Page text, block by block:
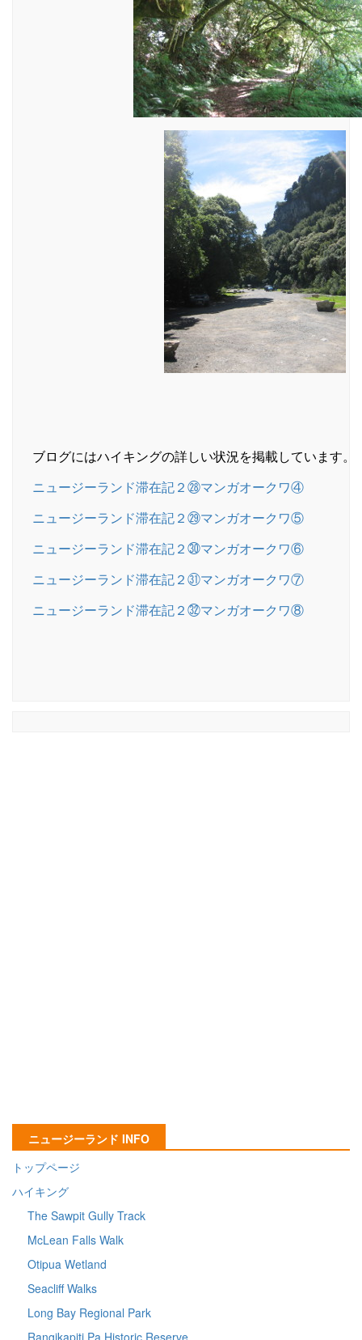
ブログにはハイキングの詳しい状況を掲載しています。
ニュージーランド滞在記２㉘マンガオークワ④
ニュージーランド滞在記２㉙マンガオークワ⑤
ニュージーランド滞在記２㉚マンガオークワ⑥
ニュージーランド滞在記２㉛マンガオークワ⑦
ニュージーランド滞在記２㉜マンガオークワ⑧
ニュージーランド INFO
トップページ
ハイキング
The Sawpit Gully Track
McLean Falls Walk
Otipua Wetland
Seacliff Walks
Long Bay Regional Park
Rangikapiti Pa Historic Reserve